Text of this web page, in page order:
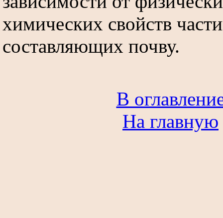
химических свойств
составляющих почву.
В
На главную